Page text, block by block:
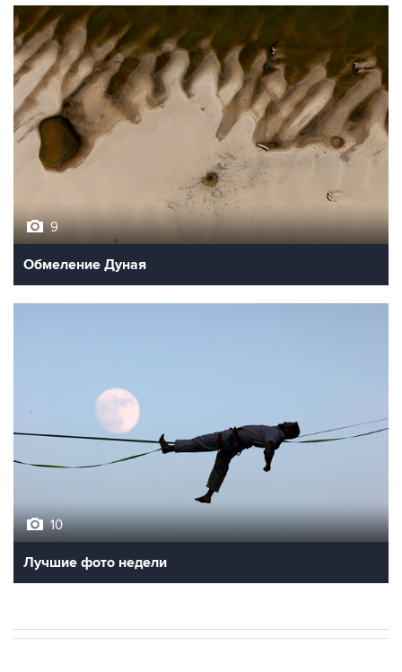
9
Обмеление Дуная
10
Лучшие фото недели